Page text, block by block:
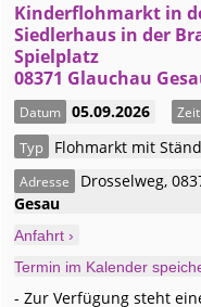
Kinderflohmarkt in
Siedlerhaus in der
Spielplatz
08371 Glauchau
Datum 05.09.2026 Zeit
Typ Flohmarkt mit
Adresse Drosselweg,
Gesau
Anfahrt ›
Termin im Kalender
- Zur Verfügung steht